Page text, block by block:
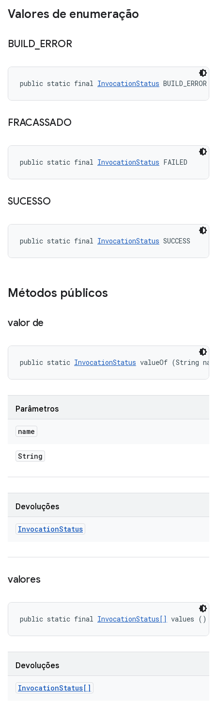
Valores de enumeração
BUILD_ ERROR
public static final InvocationStatus BUILD_ERROR
FRACASSADO
public static final InvocationStatus FAILED
SUCESSO
public static final InvocationStatus SUCCESS
Métodos públicos
valor de
public static InvocationStatus valueOf (String
Parâmetros
name
String
Devoluções
InvocationStatus
valores
public static final InvocationStatus[] values ()
Devoluções
InvocationStatus[]